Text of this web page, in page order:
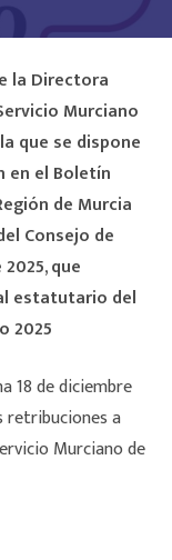
la Directora
Murciano
que se dispone
en el Boletín
de Murcia
Consejo de
que
estatutario del
2025
18 de diciembre
retribuciones a
Murciano de